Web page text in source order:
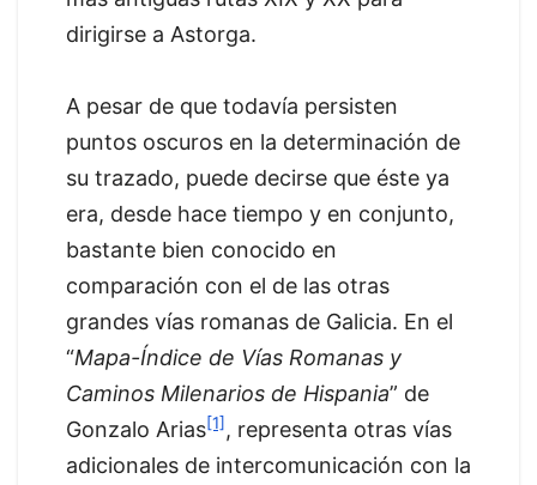
dirigirse a Astorga.
A pesar de que todavía persisten
puntos oscuros en la determinación de
su trazado, puede decirse que éste ya
era, desde hace tiempo y en conjunto,
bastante bien conocido en
comparación con el de las otras
grandes vías romanas de Galicia. En el
“Mapa-Índice de Vías Romanas y
Caminos Milenarios de Hispania” de
Gonzalo Arias[1] , representa otras vías
adicionales de intercomunicación con la